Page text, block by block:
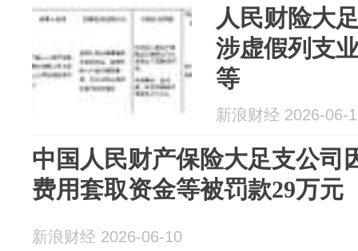
人民财险大
涉虚假列支
等
新浪财经 2026-06-
中国人民财产保险大足支公司
费用套取资金等被罚款29万元
新浪财经 2026-06-10